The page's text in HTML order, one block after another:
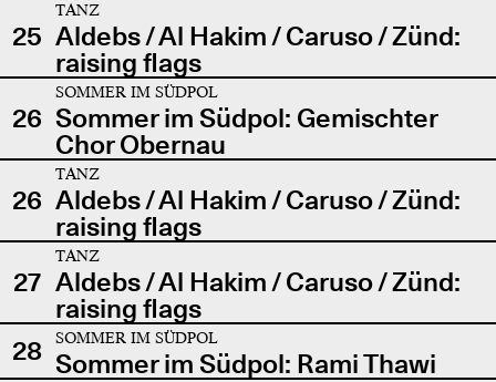
25
TANZ
Aldebs / Al Hakim / Caruso / Zünd:
raising flags
26
SOMMER IM SÜDPOL
Sommer im Südpol: Gemischter
Chor Obernau
26
TANZ
Aldebs / Al Hakim / Caruso / Zünd:
raising flags
27
TANZ
Aldebs / Al Hakim / Caruso / Zünd:
raising flags
28
SOMMER IM SÜDPOL
Sommer im Südpol: Rami Thawi